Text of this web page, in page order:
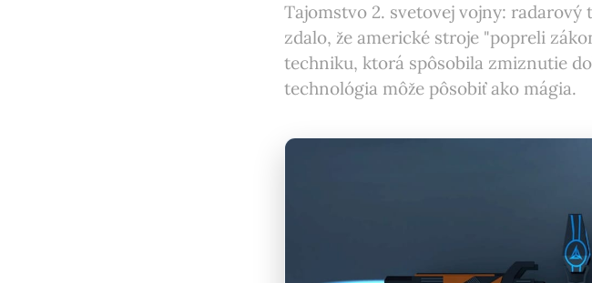
Tajomstvo 2. svetovej vojny:
zdalo, že americké stroje "popreli
techniku, ktorá spôsobila zmiznutie
technológia môže pôsobiť ako mágia.